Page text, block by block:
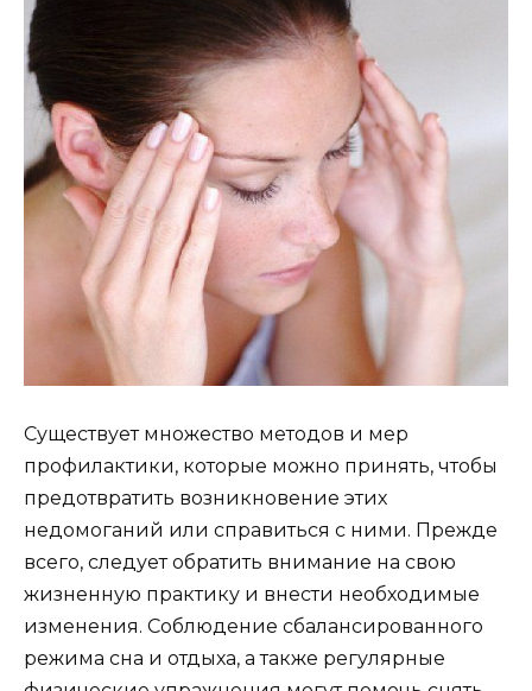
Существует множество методов и мер
профилактики, которые можно принять, чтобы
предотвратить возникновение этих
недомоганий или справиться с ними. Прежде
всего, следует обратить внимание на свою
жизненную практику и внести необходимые
изменения. Соблюдение сбалансированного
режима сна и отдыха, а также регулярные